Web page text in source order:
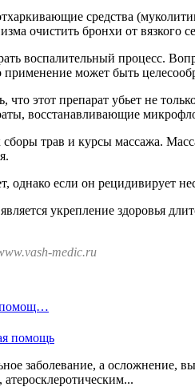
средства
очистить бронхи от
воспалительный процесс.
может быть
этот препарат убьет не
восстанавливающие
трав и курсы массажа.
однако если он рецидивирует
укрепление здоровья
medic.ru
помощ…
заболевание, а осложнение,